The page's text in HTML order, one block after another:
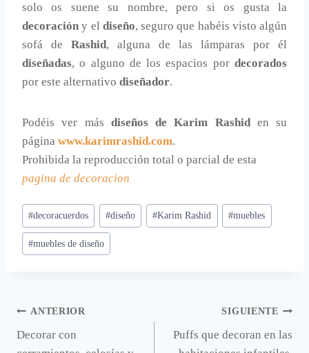
solo os suene su nombre, pero si os gusta la
decoración y el diseño, seguro que habéis visto algún
sofá de Rashid, alguna de las lámparas por él
diseñadas, o alguno de los espacios por decorados
por este alternativo diseñador.
Podéis ver más diseños de Karim Rashiden su
página www.karimrashid.com.
Prohibida la reproducción total o parcial de esta
pagina de decoracion
Etiquetas
de
la
#decoracuerdos #diseño #Karim Rashid #muebles
#muebles de diseño
Navegación
de
ANTERIOR
Decorar con
SIGUIENTE
Puffs que decoran en las